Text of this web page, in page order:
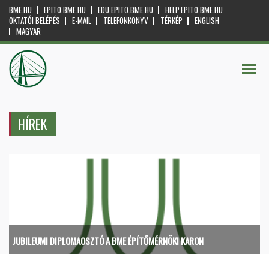
BME.HU EPITO.BME.HU EDU.EPITO.BME.HU
HELP.EPITO.BME.HU
OKTATÓI BELÉPÉS
E-MAIL TELEFONKÖNYV TÉRKÉP
ENGLISH
MAGYAR
HÍREK
JUBILEUMI DIPLOMAOSZTÓ A BME ÉPÍTŐMÉRNÖKI KARON